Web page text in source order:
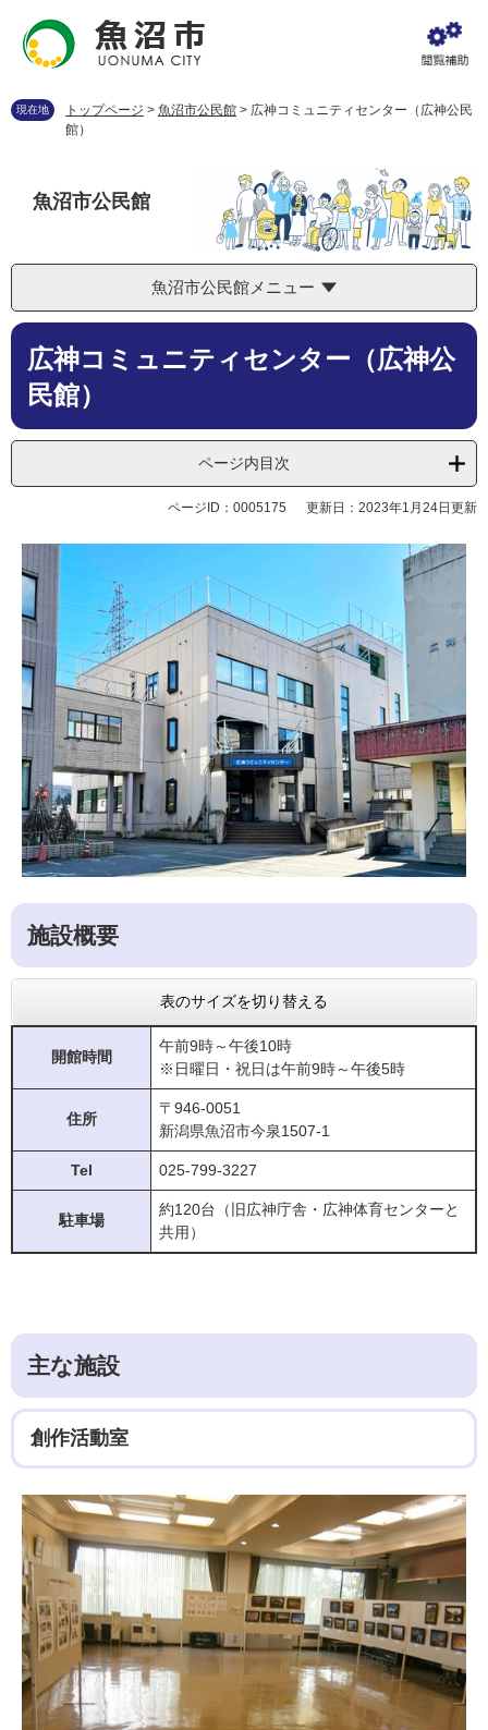
先
を
へ
現在地 トップページ > 魚沼市公民館 > 広神コミュニティセンター（広神公民
館）
魚沼市公民館
魚沼市公民館メニュー
本
広神コミュニティセンター（広神公
民館）
ページ内目次
ページID：0005175 更新日：2023年1月24日更新
施設概要
表のサイズを切り替える
開館時間
午前9時～午後10時
※日曜日・祝日は午前9時～午後5時
住所
〒946-0051
新潟県魚沼市今泉1507-1
Tel 025-799-3227
駐車場
約120台（旧広神庁舎・広神体育センターと
共用）
主な施設
創作活動室